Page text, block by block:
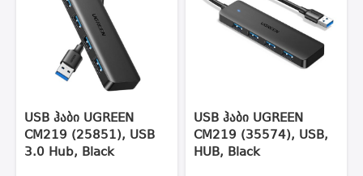
USB ჰაბი UGREEN
CM219 (25851), USB
3.0 Hub, Black
USB ჰაბი UGREEN
CM219 (35574), USB,
HUB, Black